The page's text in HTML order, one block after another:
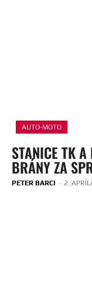
AUTO-MOTO
STANICE TK
BRÁNY ZA
PETER BARCI - 2.